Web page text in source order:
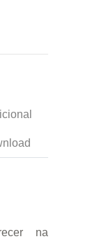
na